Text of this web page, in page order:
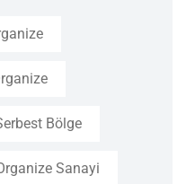
Bölge
Sanayi